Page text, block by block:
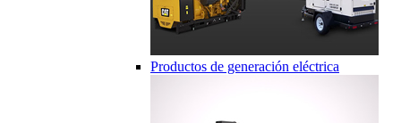
Productos de generación eléctrica